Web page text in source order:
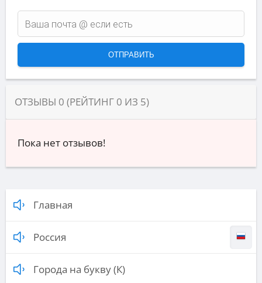
ОТЗЫВЫ 0 (РЕЙТИНГ 0 ИЗ 5)
Пока нет отзывов!
Главная
Россия
Города на букву (К)